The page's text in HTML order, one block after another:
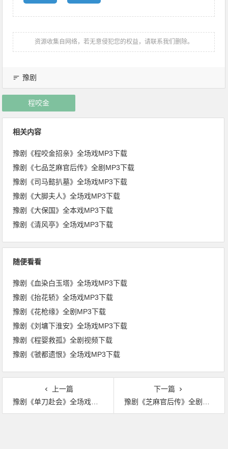
资源收集自网络，若无意侵犯您的权益，请联系我们删除。
豫剧
程咬金
相关内容
豫剧《程咬金招亲》全场戏MP3下载
豫剧《七品芝麻官后传》全剧MP3下载
豫剧《司马懿扒墓》全场戏MP3下载
豫剧《大脚夫人》全场戏MP3下载
豫剧《大保国》全本戏MP3下载
豫剧《清风亭》全场戏MP3下载
随便看看
豫剧《血染白玉塔》全场戏MP3下载
豫剧《抬花轿》全场戏MP3下载
豫剧《花枪缘》全剧MP3下载
豫剧《刘墉下淮安》全场戏MP3下载
豫剧《程婴救孤》全剧视频下载
豫剧《虢都遗恨》全场戏MP3下载
上一篇
豫剧《单刀赴会》全场戏MP3下载
下一篇
豫剧《芝麻官后传》全剧视频下载